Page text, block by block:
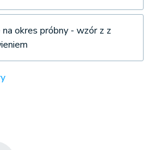
okres próbny - wzór z z